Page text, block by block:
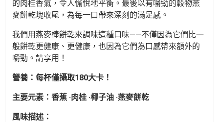
的肉桂香氣，令人愉悅地平衡。最後以有嚼勁的穀物燕
麥餅乾塊收尾，為每一口帶來深刻的滿足感。
我們用燕麥棒餅乾來調味這種口味——不僅因為它們比一
般餅乾更健康、更健康，也因為它們為口感帶來額外的
嚼勁。請享用！
營養：每杯僅攝取180大卡！
主要元素：香蕉 ·肉桂 ·椰子油 ·燕麥餅乾
風味描述：